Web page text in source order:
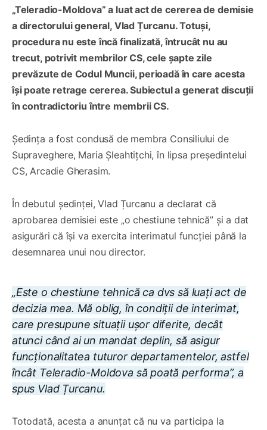
„Teleradio-Moldova” a luat act de cererea de demisie
a directorului general, Vlad Țurcanu. Totuși,
procedura nu este încă finalizată, întrucât nu au
trecut, potrivit membrilor CS, cele șapte zile
prevăzute de Codul Muncii, perioadă în care acesta
își poate retrage cererea. Subiectul a generat discuții
în contradictoriu între membrii CS.
Ședința a fost condusă de membra Consiliului de
Supraveghere, Maria Șleahtițchi, în lipsa președintelui
CS, Arcadie Gherasim.
În debutul ședinței, Vlad Țurcanu a declarat că
aprobarea demisiei este „o chestiune tehnică” și a dat
asigurări că își va exercita interimatul funcției până la
desemnarea unui nou director.
„Este o chestiune tehnică ca dvs să luați act de
decizia mea. Mă oblig, în condiții de interimat,
care presupune situații ușor diferite, decât
atunci când ai un mandat deplin, să asigur
funcționalitatea tuturor departamentelor, astfel
încât Teleradio-Moldova să poată performa”, a
spus Vlad Țurcanu.
Totodată, acesta a anunțat că nu va participa la